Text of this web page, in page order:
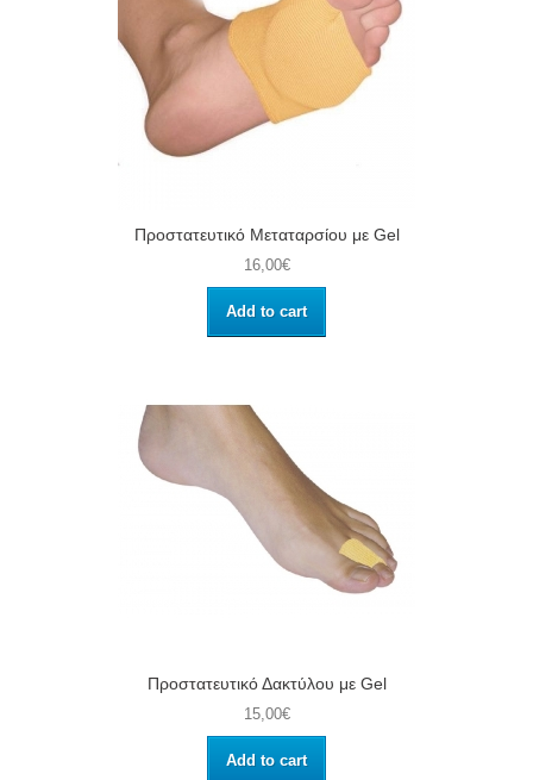
Προστατευτικό Μεταταρσίου με Gel
16,00€
Add to cart
Προστατευτικό Δακτύλου με Gel
15,00€
Add to cart